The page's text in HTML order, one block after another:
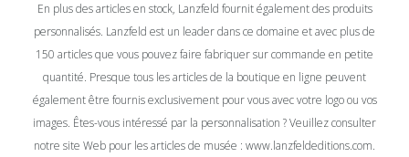
En plus des articles en stock, Lanzfeld fournit également des produits
personnalisés. Lanzfeld est un leader dans ce domaine et avec plus de
150 articles que vous pouvez faire fabriquer sur commande en petite
quantité. Presque tous les articles de la boutique en ligne peuvent
également être fournis exclusivement pour vous avec votre logo ou vos
images. Êtes-vous intéressé par la personnalisation ? Veuillez consulter
notre site Web pour les articles de musée : www.lanzfeldeditions.com.